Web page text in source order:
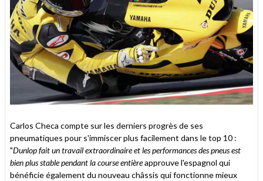
Carlos Checa compte sur les derniers progrès de ses
pneumatiques pour s'immiscer plus facilement dans le top 10 :
"Dunlop fait un travail extraordinaire et les performances des pneus est
bien plus stable pendant la course entièreapprouve l'espagnol qui
bénéficie également du nouveau châssis qui fonctionne mieux